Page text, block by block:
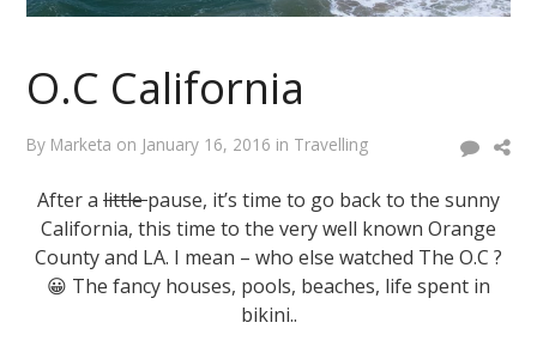
O.C California
By Marketa on January 16, 2016 in Travelling
After a littlepause, it’s time to go back to the sunny
California, this time to the very well known Orange
County and LA. I mean – who else watched The O.C ?
😀 The fancy houses, pools, beaches, life spent in
bikini..